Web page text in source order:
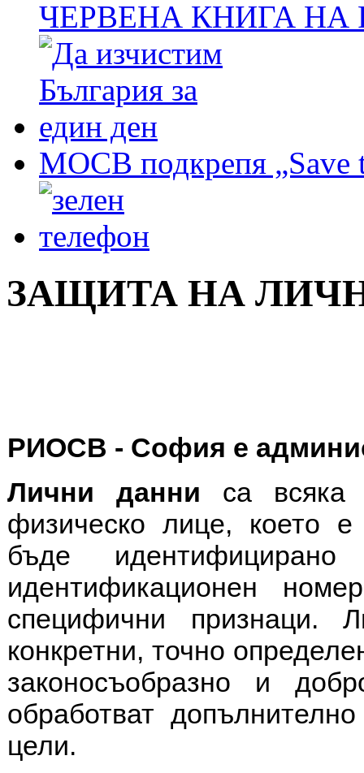
ЧЕРВЕНА КНИГА НА
МОСВ подкрепя „Save
ЗАЩИТА НА
РИОСВ - София е
Лични данни са всяка
физическо лице, което
бъде
идентификационен
специфични признаци.
конкретни, точно
законосъобразно и
обработват
цели.